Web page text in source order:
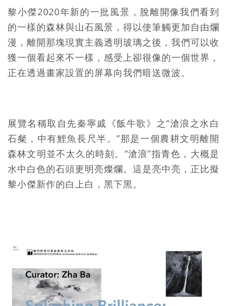
黎小傑2020年新的一批風景，脫離開像我們看到
的一樣的森林與山石風景，得以使筆觸更加自由爛
漫，離開那塊現實主義透明玻璃之後，我們可以收
獲一個看起來不一樣，感受上卻很像的一個世界，
正在透過畫家設置的屏幕向我們暗送微波。
展覽名稱取自先秦寧戚《飯牛歌》之“滄浪之水白
石粲，中有鯉魚長尺半。”那是一個農耕文明離開
森林文明並不太久的時刻。“滄浪”指青色，大概是
水中白色的石頭更明亮燦爛。這是亮中亮，正比擬
黎小傑新作的白上白，黑下黑。